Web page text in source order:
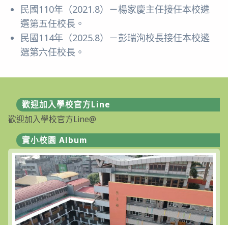
民國110年（2021.8）－楊家慶主任接任本校遴
選第五任校長。
民國114年（2025.8）－彭瑞洵校長接任本校遴
選第六任校長。
歡迎加入學校官方Line
歡迎加入學校官方Line@
實小校園 Album